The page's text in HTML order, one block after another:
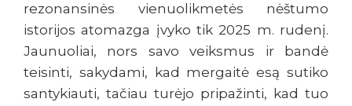
rezonansinės vienuolikmetės nėštumo
istorijos atomazga įvyko tik 2025 m. rudenį.
Jaunuoliai, nors savo veiksmus ir bandė
teisinti, sakydami, kad mergaitė esą sutiko
santykiauti, tačiau turėjo pripažinti, kad tuo